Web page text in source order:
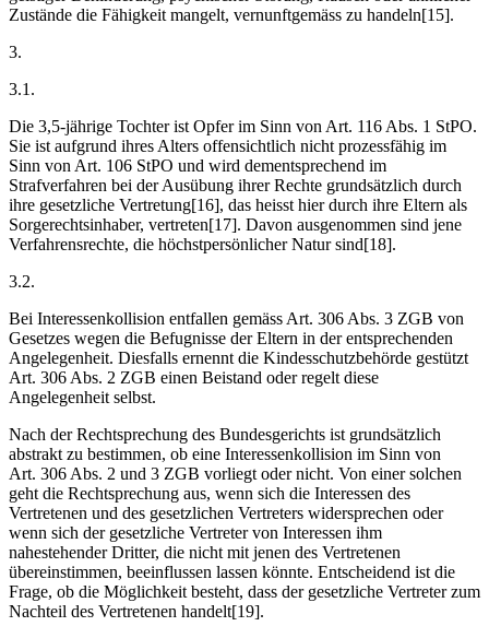
Zustände die Fähigkeit mangelt, vernunftgemäss zu handeln[15].
3.
3.1.
Die 3,5-jährige Tochter ist Opfer im Sinn von Art. 116 Abs. 1 StPO.
Sie ist aufgrund ihres Alters offensichtlich nicht prozessfähig im
Sinn von Art. 106 StPO und wird dementsprechend im
Strafverfahren bei der Ausübung ihrer Rechte grundsätzlich durch
ihre gesetzliche Vertretung[16], das heisst hier durch ihre Eltern als
Sorgerechtsinhaber, vertreten[17]. Davon ausgenommen sind jene
Verfahrensrechte, die höchstpersönlicher Natur sind[18].
3.2.
Bei Interessenkollision entfallen gemäss Art. 306 Abs. 3 ZGB von
Gesetzes wegen die Befugnisse der Eltern in der entsprechenden
Angelegenheit. Diesfalls ernennt die Kindesschutzbehörde gestützt
Art. 306 Abs. 2 ZGB einen Beistand oder regelt diese
Angelegenheit selbst.
Nach der Rechtsprechung des Bundesgerichts ist grundsätzlich
abstrakt zu bestimmen, ob eine Interessenkollision im Sinn von
Art. 306 Abs. 2 und 3 ZGB vorliegt oder nicht. Von einer solchen
geht die Rechtsprechung aus, wenn sich die Interessen des
Vertretenen und des gesetzlichen Vertreters widersprechen oder
wenn sich der gesetzliche Vertreter von Interessen ihm
nahestehender Dritter, die nicht mit jenen des Vertretenen
übereinstimmen, beeinflussen lassen könnte. Entscheidend ist die
Frage, ob die Möglichkeit besteht, dass der gesetzliche Vertreter zum
Nachteil des Vertretenen handelt[19].